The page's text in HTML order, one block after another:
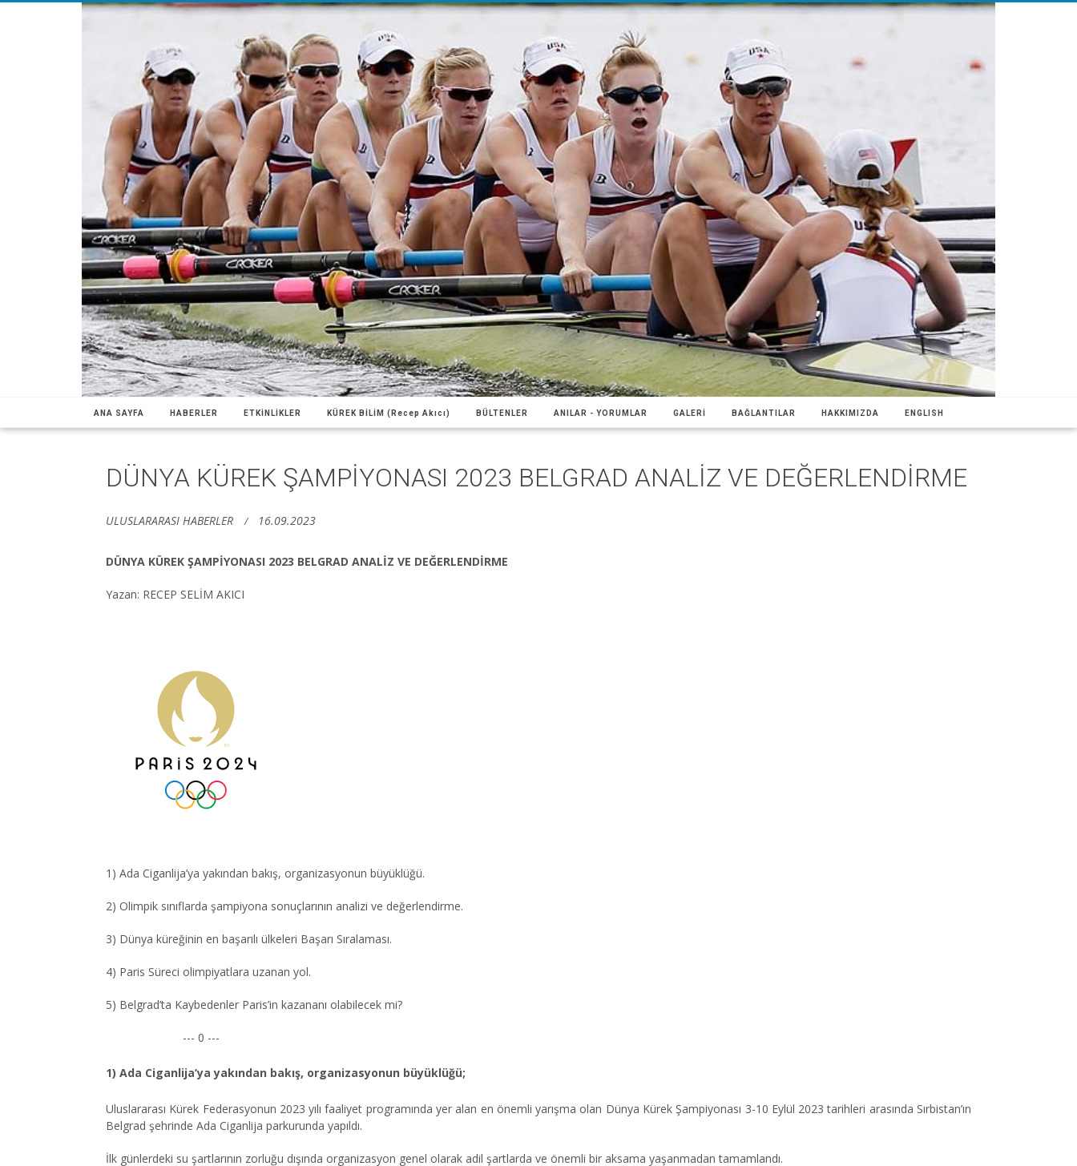
ANA SAYFA HABERLER ETKİNLİKLER KÜREK BİLİM (Recep Akıcı) BÜLTENLER ANILAR - YORUMLAR GALERİ BAĞLANTILAR HAKKIMIZDA ENGLISH
DÜNYA KÜREK ŞAMPİYONASI 2023 BELGRAD ANALİZ VE DEĞERLENDİRME
ULUSLARARASI HABERLER 16.09.2023
DÜNYA KÜREK ŞAMPİYONASI 2023 BELGRAD ANALİZ VE DEĞERLENDİRME
Yazan: RECEP SELİM AKICI
1) Ada Ciganlija’ya yakından bakış, organizasyonun büyüklüğü.
2) Olimpik sınıflarda şampiyona sonuçlarının analizi ve değerlendirme.
3) Dünya küreğinin en başarılı ülkeleri Başarı Sıralaması.
4) Paris Süreci olimpiyatlara uzanan yol.
5) Belgrad’ta Kaybedenler Paris’in kazananı olabilecek mi?
--- 0 ---
1) Ada Ciganlija’ya yakından bakış, organizasyonun büyüklüğü;
Uluslararası Kürek Federasyonun 2023 yılı faaliyet programında yer alan en önemli yarışma olan Dünya Kürek Şampiyonası 3-10 Eylül 2023 tarihleri arasında Sırbistan’ın
Belgrad şehrinde Ada Ciganlija parkurunda yapıldı.
İlk günlerdeki su şartlarının zorluğu dışında organizasyon genel olarak adil şartlarda ve önemli bir aksama yaşanmadan tamamlandı.